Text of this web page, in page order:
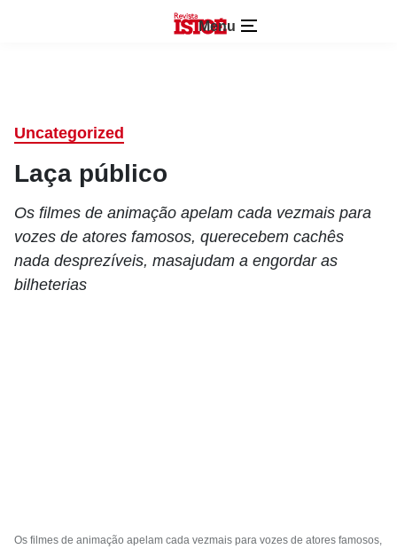
Menu
Uncategorized
Laça público
Os filmes de animação apelam cada vezmais para
vozes de atores famosos, querecebem cachês
nada desprezíveis, masajudam a engordar as
bilheterias
Os filmes de animação apelam cada vezmais para vozes de atores famosos,